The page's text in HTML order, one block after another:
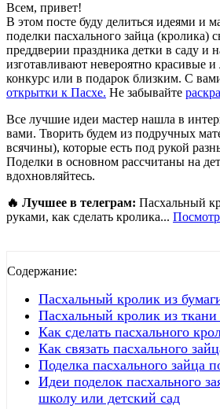
Всем, привет!
В этом посте буду делиться идеями и
поделки пасхального зайца (кролика)
преддверии праздника детки в саду и
изготавливают невероятно красивые и
конкурс или в подарок близким. С
открытки к Пасхе. Не забывайте
Все лучшие идеи мастер нашла в
вами. Творить будем из подручных
всячины), которые есть под рукой
Поделки в основном рассчитаны на
вдохновляйтесь.
🔥 Лучшее в телеграм: Пасхальный
руками, как сделать кролика...
Содержание:
Пасхальный кролик из
Пасхальный кролик из
Как сделать пасхального
Как связать пасхального
Поделка пасхального зайца
Идеи поделок пасхального
школу или детский сад